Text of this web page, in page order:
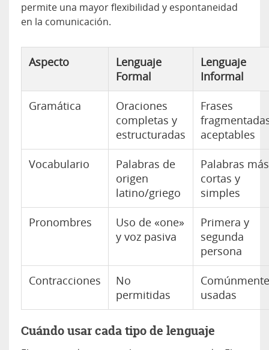
permite una mayor flexibilidad y espontaneidad
en la comunicación.
Aspecto
Lenguaje
Formal
Lenguaje
Informal
Gramática
Oraciones
completas y
estructuradas
Frases
aceptables
Vocabulario
Palabras de
origen
latino/griego
Palabras más
cortas y
simples
Pronombres
Uso de «one»
y voz pasiva
Primera y
segunda
persona
Contracciones
No
permitidas
Comúnmente
usadas
Cuándo usar cada tipo de lenguaje